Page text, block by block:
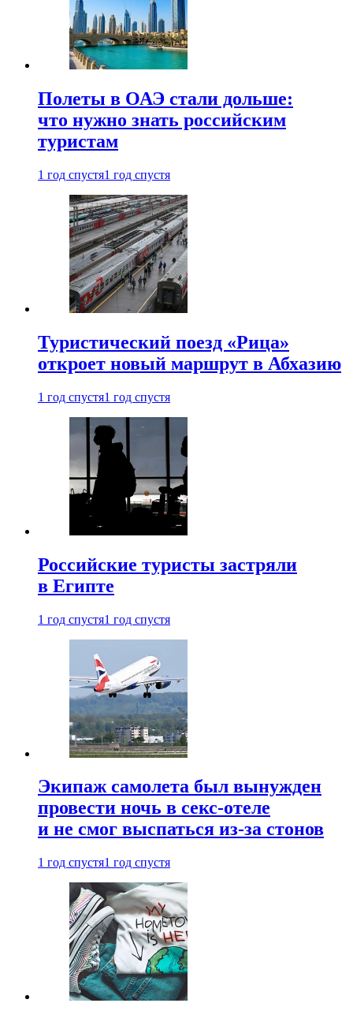
Полеты в ОАЭ стали дольше:
что нужно знать российским
туристам
1 год спустя1 год спустя
Туристический поезд «Рица»
откроет новый маршрут в Абхазию
1 год спустя1 год спустя
Российские туристы застряли
в Египте
1 год спустя1 год спустя
Экипаж самолета был вынужден
провести ночь в секс-отеле
и не смог выспаться из-за стонов
1 год спустя1 год спустя